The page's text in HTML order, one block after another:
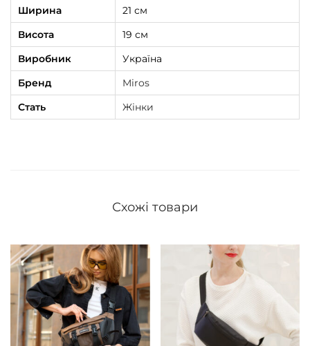
Ширина
21 см
Висота
19 см
Виробник
Україна
Бренд
Miros
Стать
Жінки
Схожі товари